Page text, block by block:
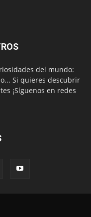
del mundo:
Si quieres descubrir
¡Síguenos en redes